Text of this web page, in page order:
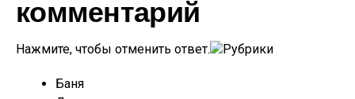
комментарий
Нажмите, чтобы отменить ответ. Рубрики
Баня